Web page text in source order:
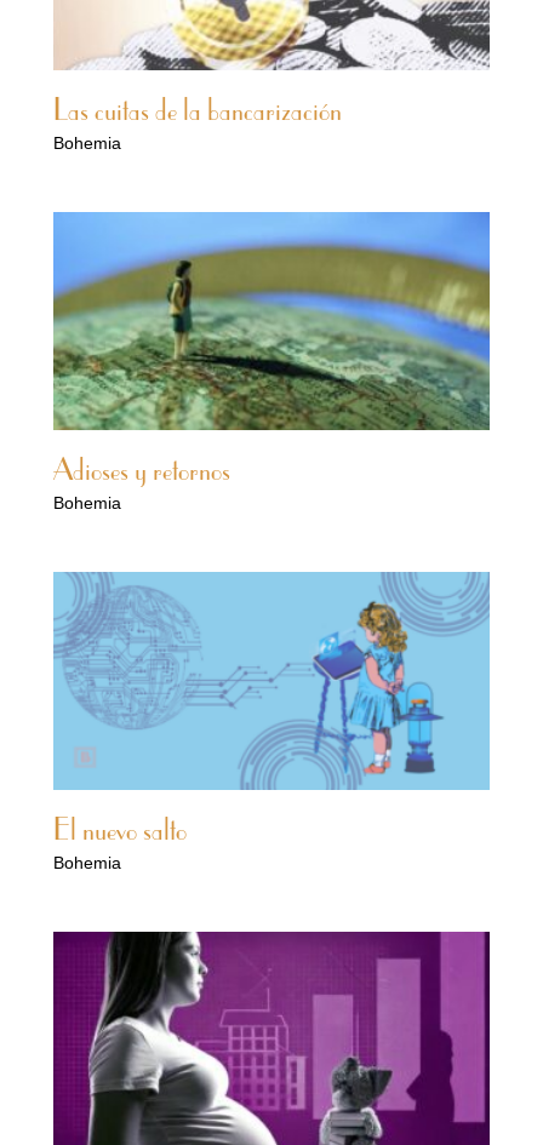
Las cuitas de la bancarización
Bohemia
Adioses y retornos
Bohemia
El nuevo salto
Bohemia